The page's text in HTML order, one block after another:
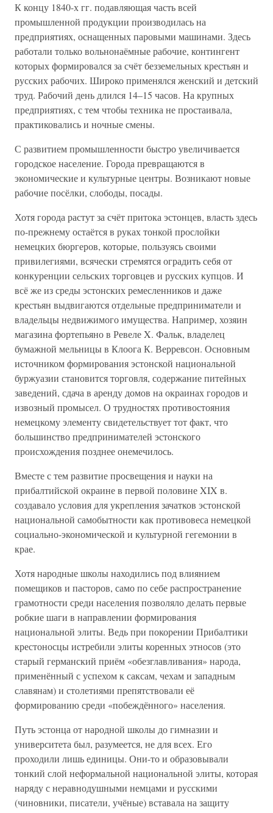
К концу 1840-х гг. подавляющая часть всей
промышленной продукции производилась на
предприятиях, оснащенных паровыми машинами. Здесь
работали только вольнонаёмные рабочие, контингент
которых формировался за счёт безземельных крестьян и
русских рабочих. Широко применялся женский и детский
труд. Рабочий день длился 14–15 часов. На крупных
предприятиях, с тем чтобы техника не простаивала,
практиковались и ночные смены.
С развитием промышленности быстро увеличивается
городское население. Города превращаются в
экономические и культурные центры. Возникают новые
рабочие посёлки, слободы, посады.
Хотя города растут за счёт притока эстонцев, власть здесь
по-прежнему остаётся в руках тонкой прослойки
немецких бюргеров, которые, пользуясь своими
привилегиями, всячески стремятся оградить себя от
конкуренции сельских торговцев и русских купцов. И
всё же из среды эстонских ремесленников и даже
крестьян выдвигаются отдельные предприниматели и
владельцы недвижимого имущества. Например, хозяин
магазина фортепьяно в Ревеле X. Фальк, владелец
бумажной мельницы в Клоога К. Верревсон. Основным
источником формирования эстонской национальной
буржуазии становится торговля, содержание питейных
заведений, сдача в аренду домов на окраинах городов и
извозный промысел. О трудностях противостояния
немецкому элементу свидетельствует тот факт, что
большинство предпринимателей эстонского
происхождения позднее онемечилось.
Вместе с тем развитие просвещения и науки на
прибалтийской окраине в первой половине XIX в.
создавало условия для укрепления зачатков эстонской
национальной самобытности как противовеса немецкой
социально-экономической и культурной гегемонии в
крае.
Хотя народные школы находились под влиянием
помещиков и пасторов, само по себе распространение
грамотности среди населения позволяло делать первые
робкие шаги в направлении формирования
национальной элиты. Ведь при покорении Прибалтики
крестоносцы истребили элиты коренных этносов (это
старый германский приём «обезглавливания» народа,
применённый с успехом к саксам, чехам и западным
славянам) и столетиями препятствовали её
формированию среди «побеждённого» населения.
Путь эстонца от народной школы до гимназии и
университета был, разумеется, не для всех. Его
проходили лишь единицы. Они-то и образовывали
тонкий слой неформальной национальной элиты, которая
наряду с неравнодушными немцами и русскими
(чиновники, писатели, учёные) вставала на защиту